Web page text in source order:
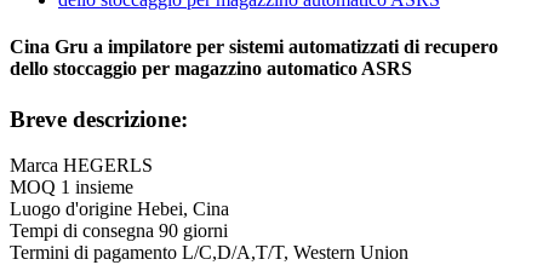
Cina Gru a impilatore per sistemi automatizzati di recupero
dello stoccaggio per magazzino automatico ASRS
Breve descrizione:
Marca HEGERLS
MOQ 1 insieme
Luogo d'origine Hebei, Cina
Tempi di consegna 90 giorni
Termini di pagamento L/C,D/A,T/T, Western Union